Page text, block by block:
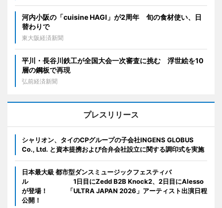
河内小阪の「cuisine HAGI」が2周年 旬の食材使い、日
替わりで
東大阪経済新聞
平川・長谷川鉄工が全国大会一次審査に挑む 浮世絵を10
層の鋼板で再現
弘前経済新聞
プレスリリース
シャリオン、タイのCPグループの子会社INGENS GLOBUS
Co., Ltd. と資本提携および合弁会社設立に関する調印式を実施
日本最大級 都市型ダンスミュージックフェスティバ
ル 1日目にZedd B2B Knock2、2日目にAlesso
が登場！ 「ULTRA JAPAN 2026」アーティスト出演日程
公開！